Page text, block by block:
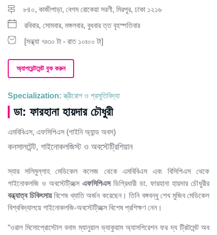
৮৪০, কাজীপাড়া, বেগম রোকেয়া সরণী, মিরপুর, ঢাকা ১২১৬
রবিবার, সোমবার, মঙ্গলবার, বুধবার ত্ত বৃহস্পতিবার
[সন্ধ্যা ৭ঃ৩০ টা - রাত ১০ঃ০০ টা]
অ্যাপয়েন্টমেন্ট বুক করুন
Specialization: স্ত্রীরোগ ও প্রসূতিবিদ্যা
ডা: ফারহানা হায়দার চৌধুরী
এমবিবিএস, এফসিপিএস (গাইনি অ্যান্ড অবস)
কনসালটেন্ট, গাইনোকলজিস্ট ও অবস্টেট্রিশিয়ান
স্যার সলিমুল্লাহ মেডিকেল কলেজ থেকে এমবিবিএস এবং বিসিপিএস থেকে
গাইনোকলজি ও অবস্টেট্রিক্সে এফসিপিএসডিগ্রিধারী ডা. ফারহানা হায়দার চৌধুরীর
বন্ধ্যাত্ব চিকিৎসায়বিশেষ খ্যাতি অর্জন করেছেন। তিনি বঙ্গবন্ধু শেখ মুজিব মেডিকেল
বিশ্ববিদ্যালয়ে গাইনোকলজি-অবস্টেট্রিক্সে বিশেষ প্রশিক্ষণ নেন।
“ওরাল মিসোপ্রোস্টোল বনাম ম্যানুয়াল ভ্যাকুয়াম অ্যাসপিরেশন ফর দ্য ট্রিটমেন্ট অব